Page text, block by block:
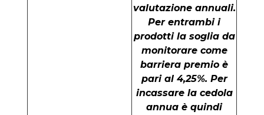
valutazione annuali.
Per entrambi i
prodotti la soglia da
monitorare come
barriera premio è
pari al 4,25%. Per
incassare la cedola
annua è quindi